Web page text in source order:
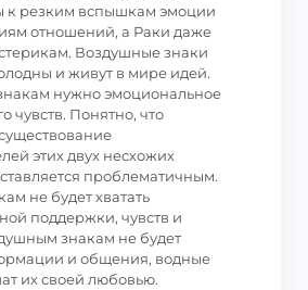
к резким вспышкам эмоции
отношений, а Раки даже
Воздушные знаки
и живут в мире идей.
нужно эмоциональное
чувств. Понятно, что
этих двух несхожих
проблематичным.
не будет хватать
поддержки, чувств и
знакам не будет
и общения, водные
их своей любовью.